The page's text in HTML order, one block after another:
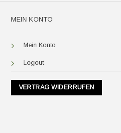
MEIN KONTO
Mein Konto
Logout
VERTRAG WIDERRUFEN